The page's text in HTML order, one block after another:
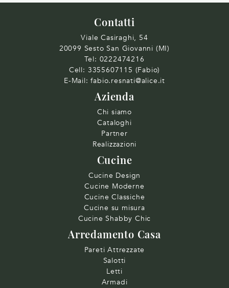
Contatti
Viale Casiraghi, 54
20099 Sesto San Giovanni (MI)
Tel: 0222474216
Cell: 3355607115 (Fabio)
E-Mail: fabio.resnati@alice.it
Azienda
Chi siamo
Cataloghi
Partner
Realizzazioni
Cucine
Cucine Design
Cucine Moderne
Cucine Classiche
Cucine su misura
Cucine Shabby Chic
Arredamento Casa
Pareti Attrezzate
Salotti
Letti
Armadi